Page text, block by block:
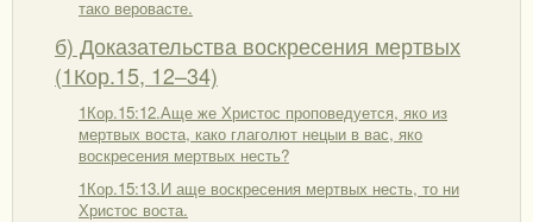
тако веровасте.
б) Доказательства воскресения мертвых
(1Кор.15, 12–34)
1Кор.15:12.Аще же Христос проповедуется, яко из
мертвых воста, како глаголют нецыи в вас, яко
воскресения мертвых несть?
1Кор.15:13.И аще воскресения мертвых несть, то ни
Христос воста.